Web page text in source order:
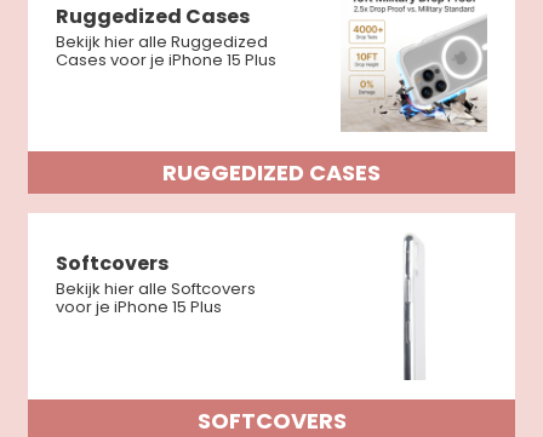
Ruggedized Cases
Bekijk hier alle Ruggedized
Cases voor je iPhone 15 Plus
RUGGEDIZED CASES
Softcovers
Bekijk hier alle Softcovers
voor je iPhone 15 Plus
SOFTCOVERS